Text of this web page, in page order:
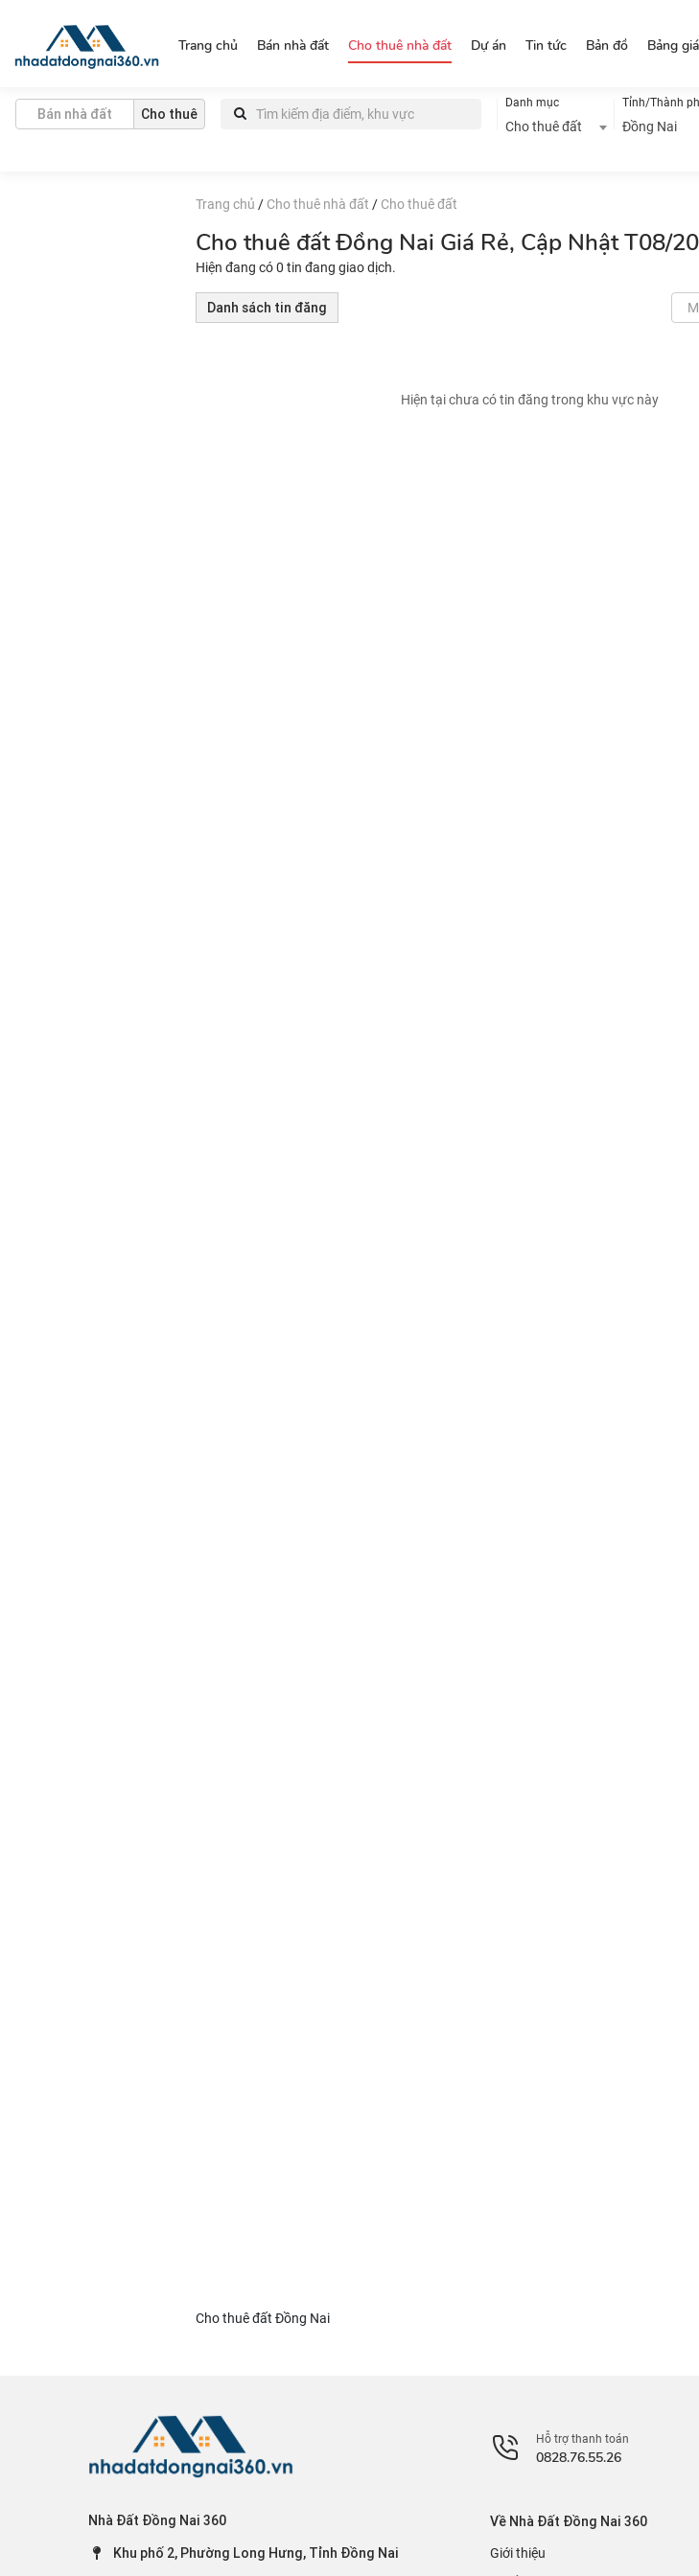
Trang chủ Bán nhà đất Cho thuê nhà đất Dự án Tin tức Bản đồ Bảng
Bán nhà đất Cho thuê
Danh mục
Cho thuê đất
Tỉnh/Thành
Đồng Nai
Trang chủ / Cho thuê nhà đất / Cho thuê đất
Cho thuê đất Đồng Nai Giá Rẻ, Cập Nhật T08/
Hiện đang có 0 tin đang giao dịch.
Danh sách tin đăng
Hiện tại chưa có tin đăng trong khu vực này
Cho thuê đất Đồng Nai
Nhà Đất Đồng Nai 360
Khu phố 2, Phường Long Hưng, Tỉnh Đồng Nai
Hỗ trợ thanh toán
0828.76.55.26
Về Nhà Đất Đồng Nai 360
Giới thiệu